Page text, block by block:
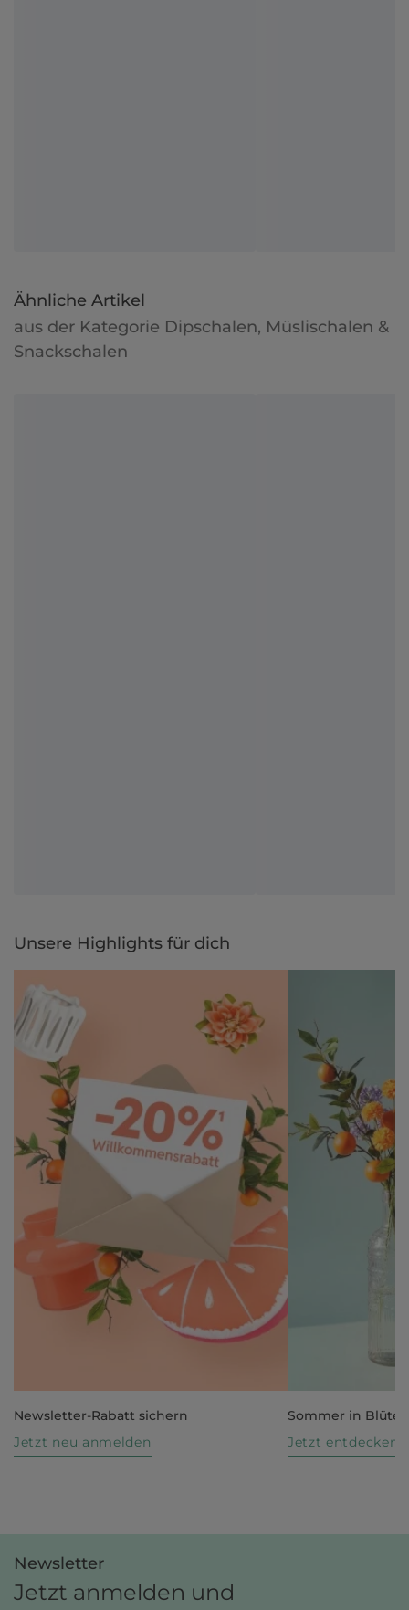
Ähnliche Artikel
aus der Kategorie Dipschalen, Müslischalen &
Snackschalen
Unsere Highlights für dich
Newsletter-Rabatt sichern
Jetzt neu anmelden
Sommer in Blüte
Jetzt entdecken
Newsletter
Jetzt anmelden und